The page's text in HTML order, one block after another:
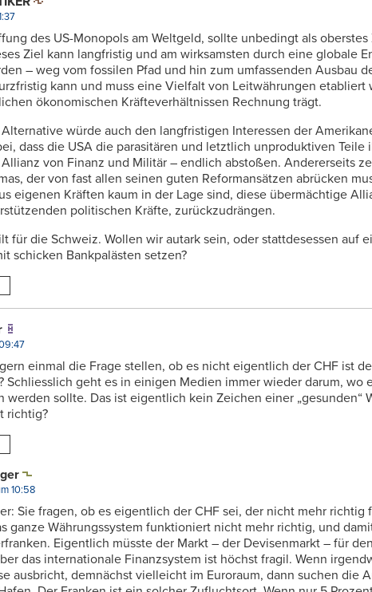
des US-Monopols am Weltgeld, sollte unbedingt als
Ziel kann langfristig und am wirksamsten durch eine globale
– weg vom fossilen Pfad und hin zum umfassenden Ausbau
kann und muss eine Vielfalt von Leitwährungen etabliert
ökonomischen Kräfteverhältnissen Rechnung trägt.
würde auch den langfristigen Interessen der
dass die USA die parasitären und letztlich unproduktiven Teile
von Finanz und Militär – endlich abstoßen. Andererseits
der von fast allen seinen guten Reformansätzen abrücken
eigenen Kräften kaum in der Lage sind, diese übermächtige
politischen Kräfte, zurückzudrängen.
für die Schweiz. Wollen wir autark sein, oder stattdesessen auf
schicken Bankpalästen setzen?
einmal die Frage stellen, ob es nicht eigentlich der CHF ist
Schliesslich geht es in einigen Medien immer wieder darum, wo
werden sollte. Das ist eigentlich kein Zeichen einer „gesunden“
richtig?
10:58
Sie fragen, ob es eigentlich der CHF sei, der nicht mehr richtig
ganze Währungssystem funktioniert nicht mehr richtig, und
Eigentlich müsste der Markt – der Devisenmarkt – für
das internationale Finanzsystem ist höchst fragil. Wenn
ausbricht, demnächst vielleicht im Euroraum, dann suchen die